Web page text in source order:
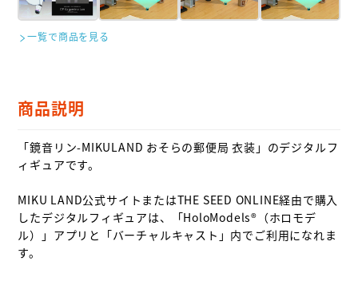
一覧で商品を見る
商品説明
「鏡音リン-MIKULAND おそらの郵便局 衣装」のデジタルフ
ィギュアです。
MIKU LAND公式サイトまたはTHE SEED ONLINE経由で購入
したデジタルフィギュアは、「HoloModels®︎（ホロモデ
ル）」アプリと「バーチャルキャスト」内でご利用になれま
す。